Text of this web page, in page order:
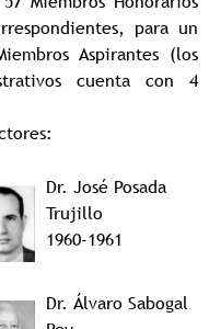
para un
Aspirantes (los
cuenta con 4
Dr. José Posada
Trujillo
1960-1961
Dr. Álvaro Sabogal